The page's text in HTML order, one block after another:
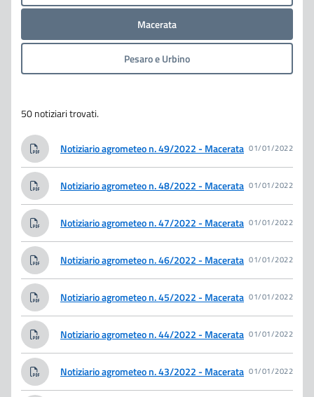
Macerata
Pesaro e Urbino
50 notiziari trovati.
Notiziario agrometeo n. 49/2022 - Macerata 01/01/2022
Notiziario agrometeo n. 48/2022 - Macerata 01/01/2022
Notiziario agrometeo n. 47/2022 - Macerata 01/01/2022
Notiziario agrometeo n. 46/2022 - Macerata 01/01/2022
Notiziario agrometeo n. 45/2022 - Macerata 01/01/2022
Notiziario agrometeo n. 44/2022 - Macerata 01/01/2022
Notiziario agrometeo n. 43/2022 - Macerata 01/01/2022